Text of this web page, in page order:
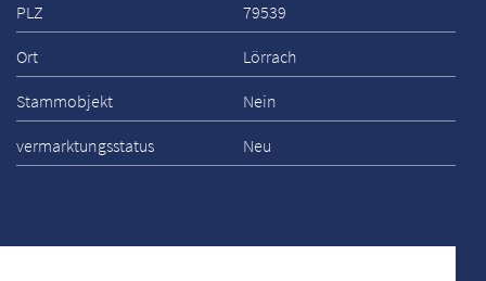
PLZ 79539
Ort Lörrach
Stammobjekt Nein
vermarktungsstatus Neu